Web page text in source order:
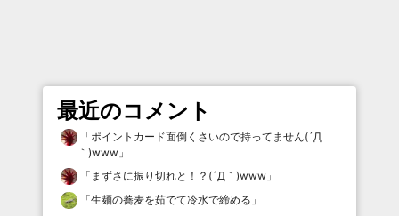
最近のコメント
「ポイントカード面倒くさいので持ってません(´Д
｀)www 」
「 まずさに振り切れと！？(´Д｀)www 」
「生麺の蕎麦を茹でて冷水で締める 」